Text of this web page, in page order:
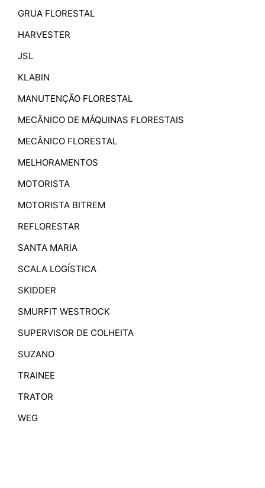
GRUA FLORESTAL
HARVESTER
JSL
KLABIN
MANUTENÇÃO FLORESTAL
MECÂNICO DE MÁQUINAS FLORESTAIS
MECÂNICO FLORESTAL
MELHORAMENTOS
MOTORISTA
MOTORISTA BITREM
REFLORESTAR
SANTA MARIA
SCALA LOGÍSTICA
SKIDDER
SMURFIT WESTROCK
SUPERVISOR DE COLHEITA
SUZANO
TRAINEE
TRATOR
WEG